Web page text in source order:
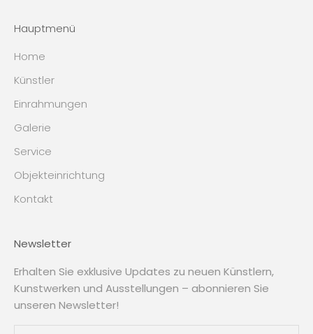
Hauptmenü
Home
Künstler
Einrahmungen
Galerie
Service
Objekteinrichtung
Kontakt
Newsletter
Erhalten Sie exklusive Updates zu neuen Künstlern,
Kunstwerken und Ausstellungen – abonnieren Sie
unseren Newsletter!